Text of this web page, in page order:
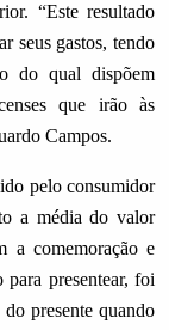
“Este resultado
seus gastos, tendo
do qual dispõem
que irão às
Campos.
pelo consumidor
a média do valor
a comemoração e
presentear, foi
presente quando